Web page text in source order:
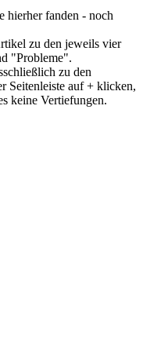
hierher fanden - noch
zu den jeweils vier
"Probleme".
zu den
Seitenleiste auf + klicken,
keine Vertiefungen.